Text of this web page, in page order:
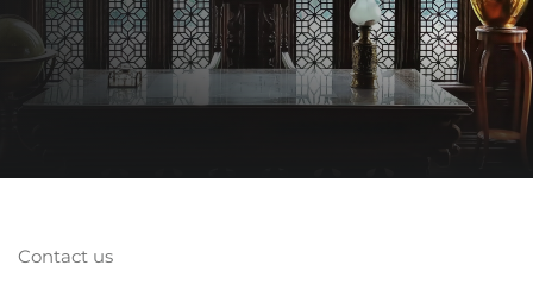
Contact us